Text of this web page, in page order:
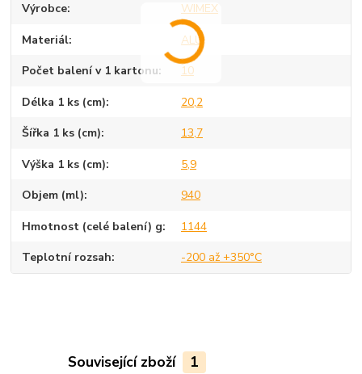
Výrobce WIMEX
Materiál ALU
Počet balení v 1 kartonu 10
Délka 1 ks (cm) 20,2
Šířka 1 ks (cm) 13,7
Výška 1 ks (cm) 5,9
Objem (ml) 940
Hmotnost (celé balení) g 1144
Teplotní rozsah -200 až +350°C
Související zboží 1